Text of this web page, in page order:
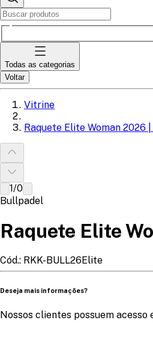
Todas as categorias
Voltar
Vitrine
Raquete Elite Woman 2026
1/0
Bullpadel
Raquete Elite
Cód.: RKK-BULL26Elite
Deseja mais informações?
Nossos clientes possuem acesso